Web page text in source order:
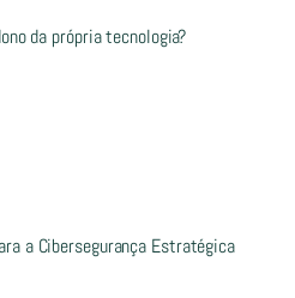
da própria tecnologia?
a Cibersegurança Estratégica